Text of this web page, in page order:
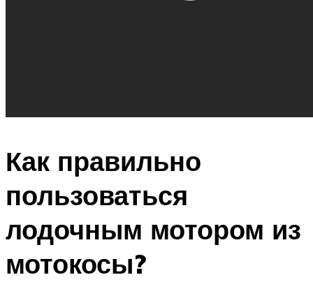
Как правильно
пользоваться
лодочным мотором из
мотокосы?